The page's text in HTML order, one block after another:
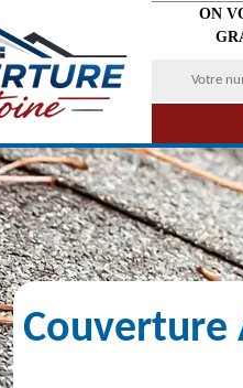
ON
Couverture